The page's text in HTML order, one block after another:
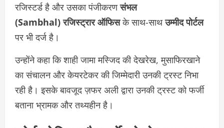
रजिस्टर्ड है और उसका पंजीकरणसंभल
(Sambhal) रजिस्ट्रार ऑफिसके साथ-साथउम्मीद पोर्टल
पर भी दर्ज है।
उन्होंने कहा कि शाही जामा मस्जिद की देखरेख, मुसाफिरखाने
का संचालन और केयरटेकर की जिम्मेदारी उनकी ट्रस्ट निभा
रही है। इसके बावजूद ज़फर अली द्वारा उनकी ट्रस्ट को फर्जी
बताना भ्रामक और तथ्यहीन है।